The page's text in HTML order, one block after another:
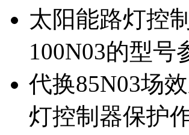
太阳能路灯控
100N03的型号
代换85N03场
灯控制器保护